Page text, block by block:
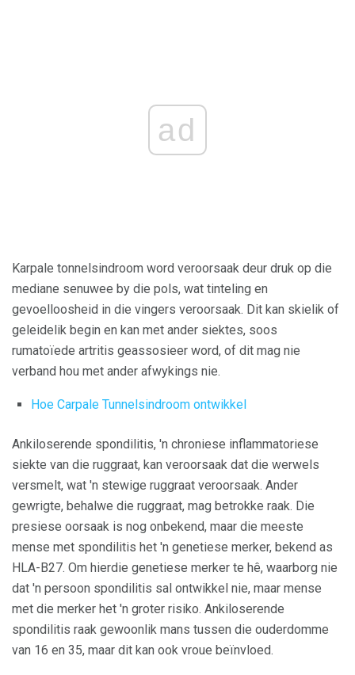
ad
Karpale tonnelsindroom word veroorsaak deur druk op die
mediane senuwee by die pols, wat tinteling en
gevoelloosheid in die vingers veroorsaak. Dit kan skielik of
geleidelik begin en kan met ander siektes, soos
rumatoïede artritis geassosieer word, of dit mag nie
verband hou met ander afwykings nie.
Hoe Carpale Tunnelsindroom ontwikkel
Ankiloserende spondilitis, 'n chroniese inflammatoriese
siekte van die ruggraat, kan veroorsaak dat die werwels
versmelt, wat 'n stewige ruggraat veroorsaak. Ander
gewrigte, behalwe die ruggraat, mag betrokke raak. Die
presiese oorsaak is nog onbekend, maar die meeste
mense met spondilitis het 'n genetiese merker, bekend as
HLA-B27. Om hierdie genetiese merker te hê, waarborg nie
dat 'n persoon spondilitis sal ontwikkel nie, maar mense
met die merker het 'n groter risiko. Ankiloserende
spondilitis raak gewoonlik mans tussen die ouderdomme
van 16 en 35, maar dit kan ook vroue beïnvloed.